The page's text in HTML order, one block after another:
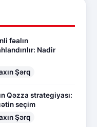
fəalın
Nadir
Şərq
Qəzza strategiyası:
seçim
Şərq